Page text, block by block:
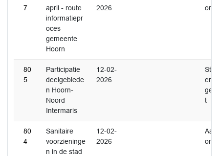
7
april - route
informatiepr
oces
gemeente
Hoorn
2026
80
5
Participatie
deelgebiede
n Hoorn-
Noord
Intermaris
12-02-
2026
en
t
80
4
Sanitaire
voorzieninge
n in de stad
12-02-
2026